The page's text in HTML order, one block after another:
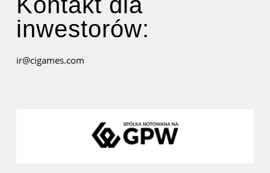
inwestorów:
ir@cigames.com